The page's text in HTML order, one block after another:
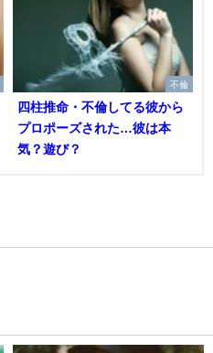
不倫
四柱推命・不倫してる彼から
プロポーズされた…彼は本
気？遊び？